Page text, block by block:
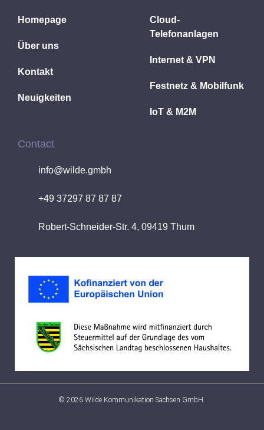
Homepage
Über uns
Kontakt
Neuigkeiten
Cloud-
Telefonanlagen
Internet & VPN
Festnetz & Mobilfunk
IoT & M2M
Contact
info@wilde.gmbh
+49 37297 87 87 87
Robert-Schneider-Str. 4, 09419 Thum
© 2026 Wilde Kommunikation Sachsen GmbH.